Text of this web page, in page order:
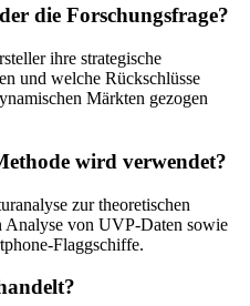
die Forschungsfrage?
ihre strategische
und welche Rückschlüsse
Märkten gezogen
wird verwendet?
zur theoretischen
Analyse von UVP-Daten sowie
Flaggschiffe.